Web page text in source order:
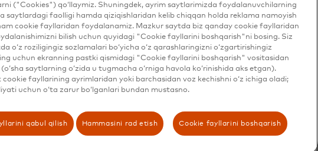
KICHIK BIZNES
RAQAMLI AKTIVLAR
Oʻqing
Oʻqing
("Cookies") qo‘llaymiz. Shuningdek, ayrim saytlarimizda foydalanuvchilarning
saytlardagi faolligi hamda qiziqishlaridan kelib chiqqan holda reklama namoyish
cookie fayllaridan foydalanamiz. Mazkur saytda biz qanday cookie fayllaridan
bilish uchun quyidagi "Cookie fayllarini boshqarish"ni bosing. Siz
o‘z roziligingiz sozlamalari bo‘yicha o‘z qarashlaringizni o‘zgartirishingiz
uchun ekranning pastki qismidagi "Cookie fayllarini boshqarish" vositasidan
saytlarning o‘zida u tugmacha o‘rniga havola ko‘rinishida aks etgan).
cookie fayllarining ayrimlaridan yoki barchasidan voz kechishni o‘z ichiga oladi;
uchun o‘ta zarur bo‘lganlari bundan mustasno.
qabul qilish Hammasini rad etish Cookie fayllarini boshqarish